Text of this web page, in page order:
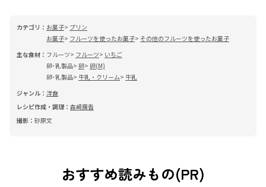
カテゴリ： お菓子
プリン
お菓子
フルーツを使ったお菓子 その他のフルーツを使ったお菓子
主な食材： フルーツ フルーツ
いちご
卵･乳製品 卵 卵(M)
卵･乳製品 牛乳・クリーム 牛乳
ジャンル： 洋食
レシピ作成・調理： 森崎繭香
撮影： 砂原文
おすすめ読みもの(PR)